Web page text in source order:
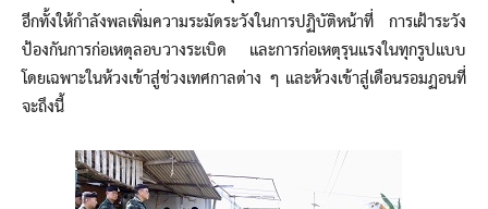
อีกทั้งให้กำลังพลเพิ่มความระมัดระวังในการปฏิบัติหน้าที่ การเฝ้าระวัง
ป้องกันการก่อเหตุลอบวางระเบิด และการก่อเหตุรุนแรงในทุกรูปแบบ
โดยเฉพาะในห้วงเข้าสู่ช่วงเทศกาลต่าง ๆ และห้วงเข้าสู่เดือนรอมฏอนที่
จะถึงนี้